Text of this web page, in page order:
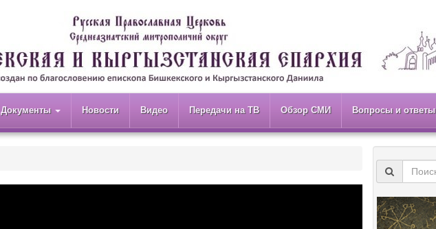
Документы Новости Видео Передачи на ТВ Обзор СМИ Вопросы и ответы